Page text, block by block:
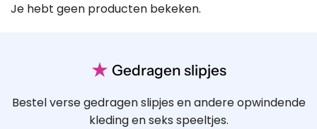
Je hebt geen producten bekeken.
★ Gedragen slipjes
Bestel verse gedragen slipjes en andere opwindende
kleding en seks speeltjes.